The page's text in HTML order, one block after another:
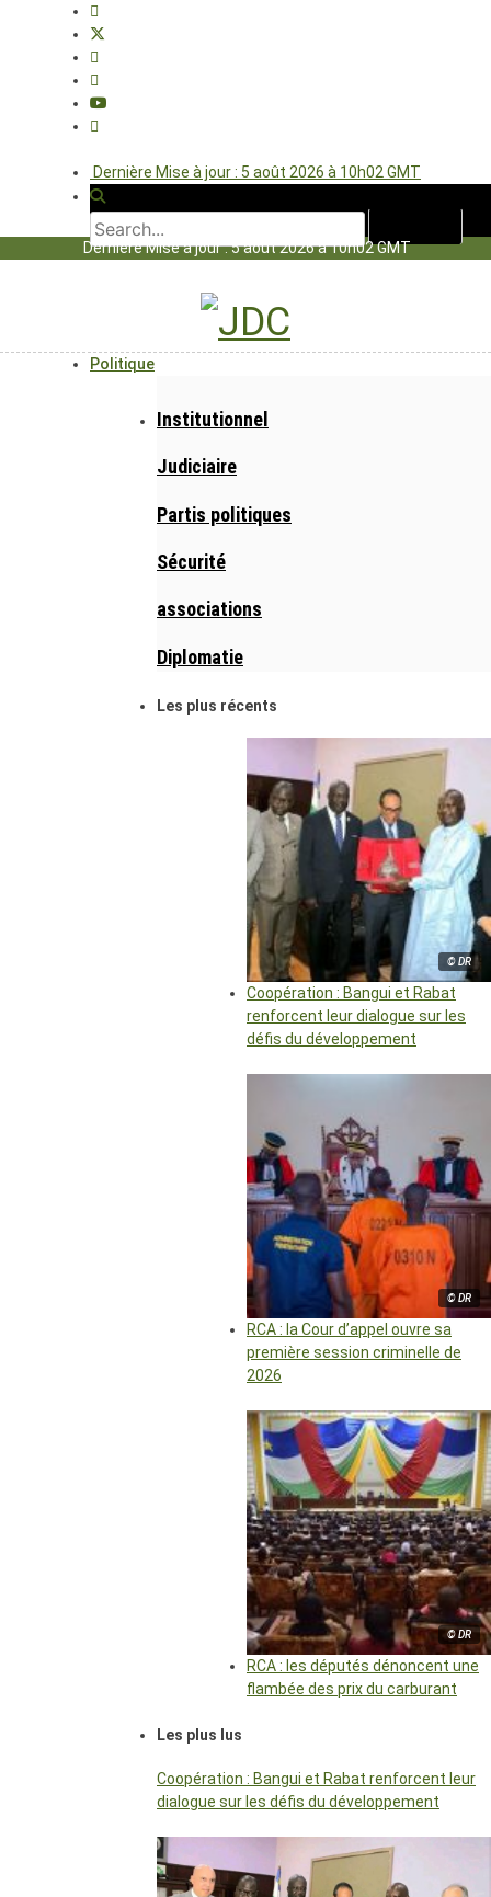
Dernière Mise à jour : 5 août 2026 à 10h02 GMT
Dernière Mise à jour : 5 août 2026 à 10h02 GMT
Politique
Institutionnel
Judiciaire
Partis politiques
Sécurité
associations
Diplomatie
Les plus récents
© DR
Coopération : Bangui et Rabat
renforcent leur dialogue sur les
défis du développement
© DR
RCA : la Cour d’appel ouvre sa
première session criminelle de
2026
© DR
RCA : les députés dénoncent une
flambée des prix du carburant
Les plus lus
Coopération : Bangui et Rabat renforcent leur
dialogue sur les défis du développement